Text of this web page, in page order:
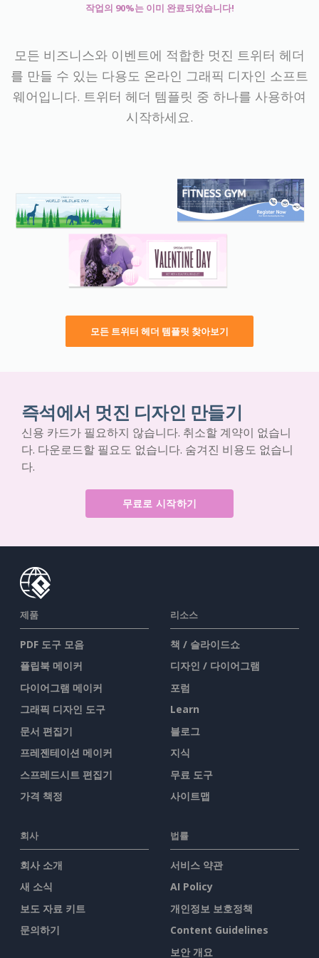
작업의 90%는 이미 완료되었습니다!
모든 비즈니스와 이벤트에 적합한 멋진 트위터 헤더
를 만들 수 있는 다용도 온라인 그래픽 디자인 소프트
웨어입니다. 트위터 헤더 템플릿 중 하나를 사용하여
시작하세요.
모든 트위터 헤더 템플릿 찾아보기
즉석에서 멋진 디자인 만들기
신용 카드가 필요하지 않습니다. 취소할 계약이 없습니
다. 다운로드할 필요도 없습니다. 숨겨진 비용도 없습니
다.
무료로 시작하기
제품
PDF 도구 모음
플립북 메이커
다이어그램 메이커
그래픽 디자인 도구
문서 편집기
프레젠테이션 메이커
스프레드시트 편집기
가격 책정
리소스
책 / 슬라이드쇼
디자인 / 다이어그램
포럼
Learn
블로그
지식
무료 도구
사이트맵
회사
회사 소개
새 소식
보도 자료 키트
문의하기
법률
서비스 약관
AI Policy
개인정보 보호정책
Content Guidelines
보안 개요